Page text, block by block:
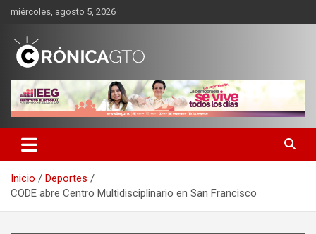
Saltar
contenido
miércoles, agosto 5, 2026
CRONICA GUANAJUATO
Inicio
Deportes
CODE abre Centro Multidisciplinario en San Francisco